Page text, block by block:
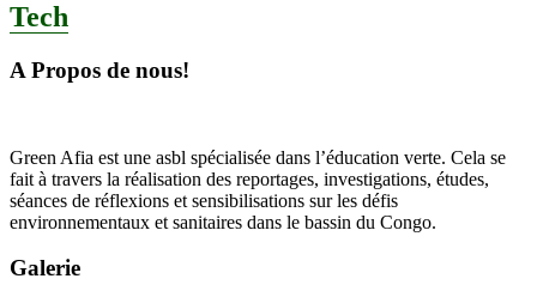
Tech
A Propos de nous!
Green Afia est une asbl spécialisée dans l’éducation verte. Cela se
fait à travers la réalisation des reportages, investigations, études,
séances de réflexions et sensibilisations sur les défis
environnementaux et sanitaires dans le bassin du Congo.
Galerie